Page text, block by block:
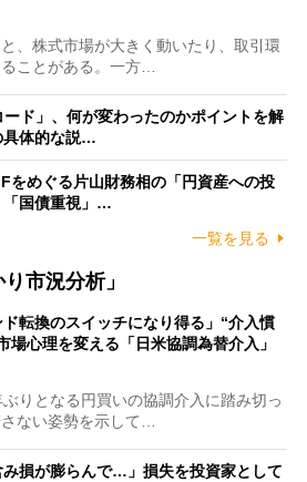
、株式市場が大きく動いたり、取引環
ことがある。一方…
ド」、何が変わったのかポイントを解
体的な説…
をめぐる片山財務相の「円資産への投
国債重視」…
一覧を見る
市況分析」
ド転換のスイッチになり得る」“介入慣
場心理を変える「日米協調為替介入」
りとなる円買いの協調介入に踏み切っ
ない姿勢を示して…
み損が膨らんで…」損失を投資家として